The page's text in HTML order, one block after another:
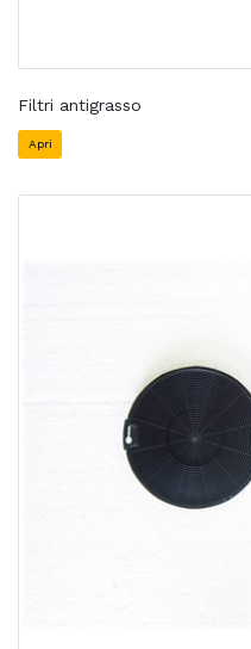
Filtri antigrasso
Apri